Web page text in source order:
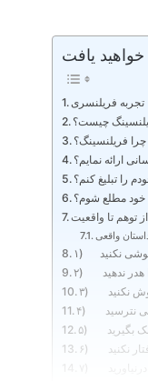
تجربه فریلنسری
چیست؟
چرا فریلنسینگ؟
ارائه نمایم؟
را تبلیغ کنم؟
مطلع شوم؟
توهم تا واقعیت
واقعی
نکنید
هدر ندهید
نکنید
نترسید
بگیرید
نکنید